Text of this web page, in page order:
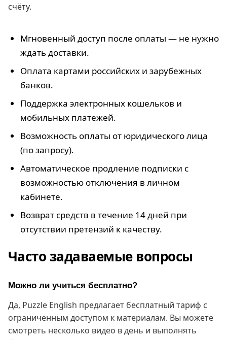
счёту.
Мгновенный доступ после оплаты — не нужно
ждать доставки.
Оплата картами российских и зарубежных
банков.
Поддержка электронных кошельков и
мобильных платежей.
Возможность оплаты от юридического лица
(по запросу).
Автоматическое продление подписки с
возможностью отключения в личном
кабинете.
Возврат средств в течение 14 дней при
отсутствии претензий к качеству.
Часто задаваемые вопросы
Можно ли учиться бесплатно?
Да, Puzzle English предлагает бесплатный тариф с
ограниченным доступом к материалам. Вы можете
смотреть несколько видео в день и выполнять